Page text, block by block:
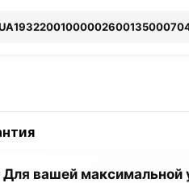
Для вашей максимальной